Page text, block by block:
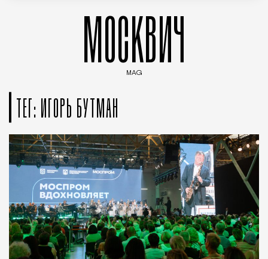
МОСКВИЧ
MAG
ТЕГ: ИГОРЬ БУТМАН